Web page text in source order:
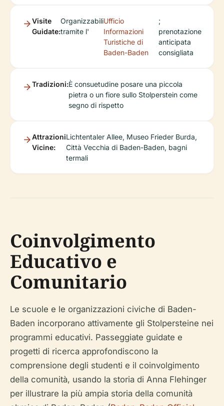
Visite
Guidate:
Organizzabili
tramite l'
Ufficio
Informazioni
Turistiche di
Baden-Baden
;
prenotazione
anticipata
consigliata
Tradizioni:È consuetudine posare una piccola
pietra o un fiore sullo Stolperstein come
segno di rispetto
Attrazioni
Vicine:
Lichtentaler Allee, Museo Frieder Burda,
Città Vecchia di Baden-Baden, bagni
termali
Coinvolgimento
Educativo e
Comunitario
Le scuole e le organizzazioni civiche di Baden-
Baden incorporano attivamente gli Stolpersteine nei
programmi educativi. Passeggiate guidate e
progetti di ricerca approfondiscono la
comprensione degli studenti e il coinvolgimento
della comunità, usando la storia di Anna Flehinger
per illustrare la più ampia storia della comunità